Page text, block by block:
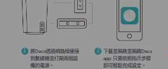
1
將Deco透過網路線連接
到數據機並打開兩個設
備的電源。
2
下載並開啟並開啟Deco
app; 只需依照指示步驟
即可輕鬆完成設定。